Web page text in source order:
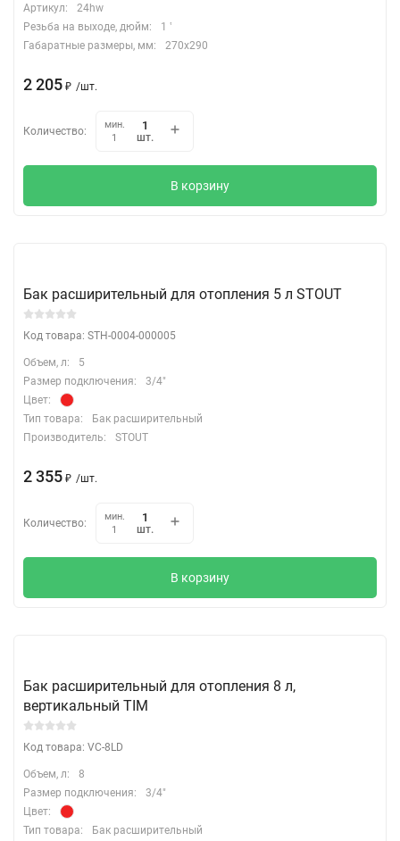
Артикул:
24hw
Резьба на выходе, дюйм:
1 ‛
Габаратные размеры, мм:
270x290
2 205 ₽ /шт.
Количество:
мин.
1
шт.
В корзину
Бак расширительный для отопления 5 л STOUT
Код товара: STH-0004-000005
Объем, л:
5
Размер подключения:
3/4"
Цвет:
Тип товара:
Бак расширительный
Производитель:
STOUT
2 355 ₽ /шт.
Количество:
мин.
1
шт.
В корзину
Бак расширительный для отопления 8 л,
вертикальный TIM
Код товара: VC-8LD
Объем, л:
8
Размер подключения:
3/4"
Цвет:
Тип товара:
Бак расширительный